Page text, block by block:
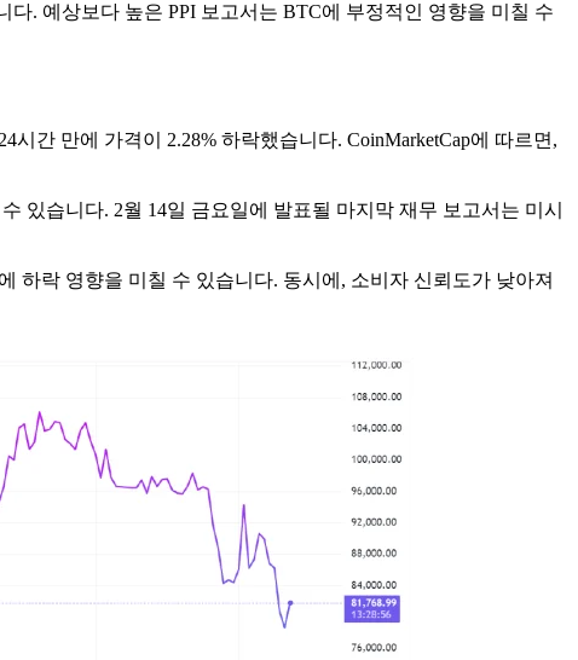
. 예상보다 높은 PPI 보고서는 BTC에 부정적인 영향을 미칠 수
간 만에 가격이 2.28% 하락했습니다. CoinMarketCap에 따르면,
있습니다. 2월 14일 금요일에 발표될 마지막 재무 보고서는 미시
하락 영향을 미칠 수 있습니다. 동시에, 소비자 신뢰도가 낮아져